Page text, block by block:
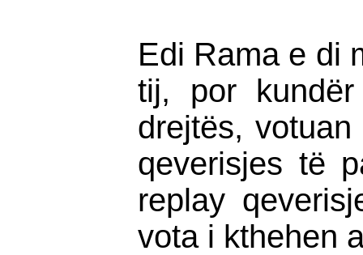
Edi Rama e di
tij, por
drejtës,
qeverisjes të
replay
vota i kthehen